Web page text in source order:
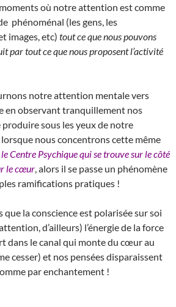
moments où notre attention est comme
phénoménal (les gens, les
images, etc) tout ce que nous pouvons
par tout ce que nous proposent l’activité
notre attention mentale vers
en observant tranquillement nos
produire sous les yeux de notre
nous concentrons cette même
le Centre Psychique qui se trouve sur le côté
le cœur , alors il se passe un phénomène
ramifications pratiques !
que la conscience est polarisée sur soi
d’ailleurs) l’énergie de la force
dans le canal qui monte du cœur au
cesser) et nos pensées disparaissent
par enchantement !